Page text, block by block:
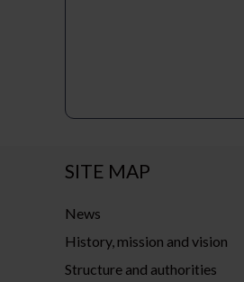
SITE MAP
News
History, mission and vision
Structure and authorities